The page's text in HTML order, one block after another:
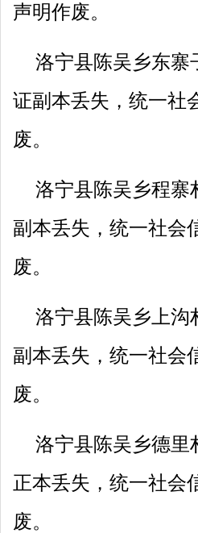
声明作废。
洛宁县陈吴乡东寨
证副本丢失，统一社
废。
洛宁县陈吴乡程寨
副本丢失，统一社会
废。
洛宁县陈吴乡上沟
副本丢失，统一社会
废。
洛宁县陈吴乡德里
正本丢失，统一社会
废。